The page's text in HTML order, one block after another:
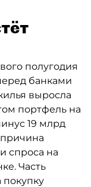
полугодия
банками
выросла
портфель на
19 млрд
спроса на
Часть